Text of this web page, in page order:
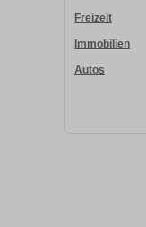
Freizeit
Immobilien
Autos